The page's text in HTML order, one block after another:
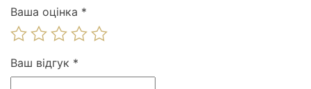
Ваша оцінка *
Ваш відгук *